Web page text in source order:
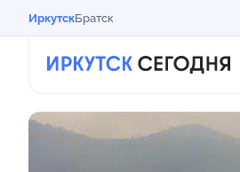
ИркутскБратск